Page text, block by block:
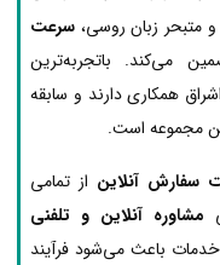
متبحر زبان روسی، سرعت
می‌کند. باتجربه‌ترین
همکاری دارند و سابقه
مجموعه است.
سفارش آنلاین از تمامی
مشاوره آنلاین و تلفنی
خدمات باعث می‌شود فرآیند